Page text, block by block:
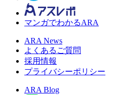
マンガでわかるARA
ARA News
よくあるご質問
採用情報
プライバシーポリシー
ARA Blog